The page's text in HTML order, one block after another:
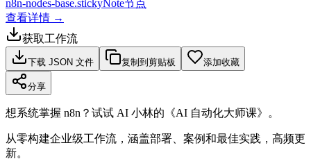
n8n-nodes-base.stickyNote节点
查看详情 →
获取工作流
下载 JSON 文件 复制到剪贴板 添加收藏
分享
想系统掌握 n8n？试试 AI 小林的《AI 自动化大师课》。
从零构建企业级工作流，涵盖部署、案例和最佳实践，高频更
新。